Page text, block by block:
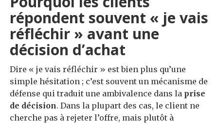
répondent souvent « je vais
réfléchir » avant une
décision d’achat
Dire « je vais réfléchir » est bien plus qu’une
simple hésitation ; c’est souvent un mécanisme de
défense qui traduit une ambivalence dans la prise
de décision. Dans la plupart des cas, le client ne
cherche pas à rejeter l’offre, mais plutôt à